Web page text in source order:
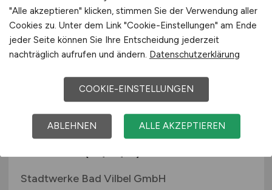
Assistenz Organisation /
Stadtwerke Bad Vilbel GmbH
"Alle akzeptieren" klicken, stimmen Sie der Verwendung aller
Cookies zu. Unter dem Link "Cookie-Einstellungen" am Ende
jeder Seite können Sie Ihre Entscheidung jederzeit
nachträglich aufrufen und ändern. Datenschutzerklärung
COOKIE-EINSTELLUNGEN
ABLEHNEN ALLE AKZEPTIEREN